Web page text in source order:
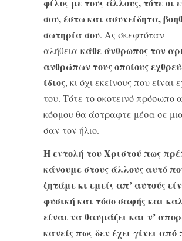
σου, έστω και ασυνείδητα,
σωτηρία σου. Ας σκεφτόταν
αλήθεια κάθε άνθρωπος τον
ανθρώπων τους οποίους
ίδιος, κι όχι εκείνους που είναι
του. Τότε το σκοτεινό πρόσωπο
κόσμου θα άστραφτε μέσα σε
σαν τον ήλιο.
Η εντολή του Χριστού πως
κάνουμε στους άλλους αυτό
ζητάμε κι εμείς απ’ αυτούς
φυσική και τόσο σαφής και
είναι να θαυμάζει και ν’
κανείς πως δεν έχει γίνει